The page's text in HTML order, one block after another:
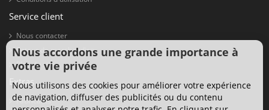
Service client
Nous contacter
Retour de marchandise
Plan du site
Extras
Fabricants
Nous accordons une grande importance à
votre vie privée
Nous utilisons des cookies pour améliorer votre expérience
de navigation, diffuser des publicités ou du contenu